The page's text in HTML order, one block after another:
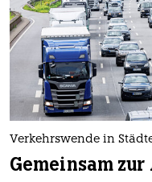
gesellschaft
kultur
sport
berlin
nord
Verkehrswende in
Gemeinsam